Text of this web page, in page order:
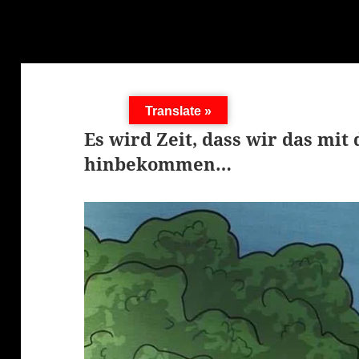
Es wird Zeit, dass wir das mit
hinbekommen…
Translate »